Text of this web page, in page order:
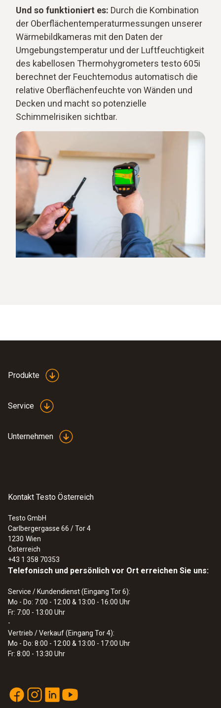
Und so funktioniert es: Durch die Kombination
der Oberflächentemperaturmessungen unserer
Wärmebildkameras mit den Daten der
Umgebungstemperatur und der Luftfeuchtigkeit
des kabellosen Thermohygrometers testo 605i
berechnet der Feuchtemodus automatisch die
relative Oberflächenfeuchte von Wänden und
Decken und macht so potenzielle
Schimmelrisiken sichtbar.
Produkte
Service
Unternehmen
Kontakt Testo Österreich
Testo GmbH
Carlbergergasse 66 / Tor 4
1230 Wien
Österreich
+43 1 358 70353
Telefonisch und persönlich vor Ort erreichen Sie uns:
Service / Kundendienst (Eingang Tor 6):
Mo - Do: 7:00 - 12:00 & 13:00 - 16:00 Uhr
Fr: 7:00 - 13:00 Uhr
-
Vertrieb / Verkauf (Eingang Tor 4):
Mo - Do: 8:00 - 12:00 & 13:00 - 17:00 Uhr
Fr: 8:00 - 13:30 Uhr